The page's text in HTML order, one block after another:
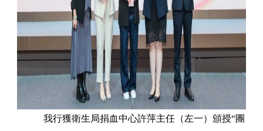
我行獲衛生局捐血中心許萍主任（左一）頒授“團